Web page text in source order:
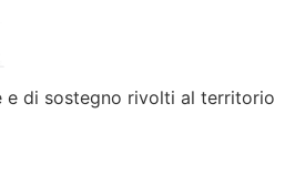
e di sostegno rivolti al territorio